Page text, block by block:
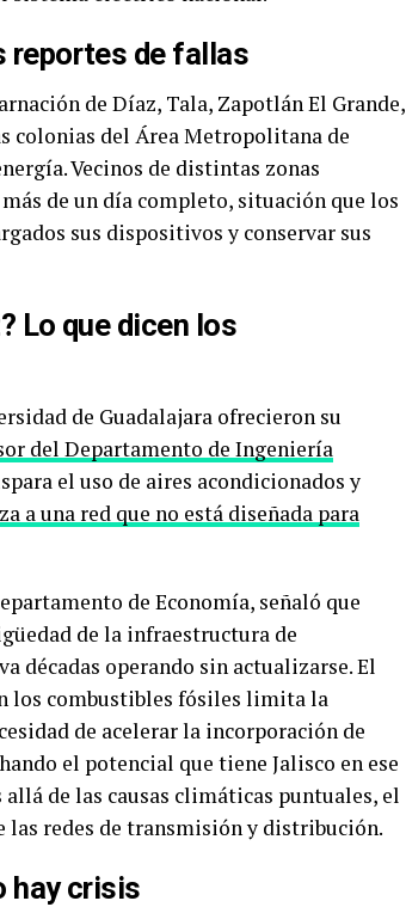
reportes de fallas
de Díaz, Tala, Zapotlán El Grande,
colonias del Área Metropolitana de
Vecinos de distintas zonas
de un día completo, situación que los
sus dispositivos y conservar sus
Lo que dicen los
de Guadalajara ofrecieron su
del Departamento de Ingeniería
el uso de aires acondicionados y
a una red que no está diseñada para
de Economía, señaló que
de la infraestructura de
décadas operando sin actualizarse. El
los combustibles fósiles limita la
de acelerar la incorporación de
el potencial que tiene Jalisco en ese
de las causas climáticas puntuales, el
redes de transmisión y distribución.
hay crisis